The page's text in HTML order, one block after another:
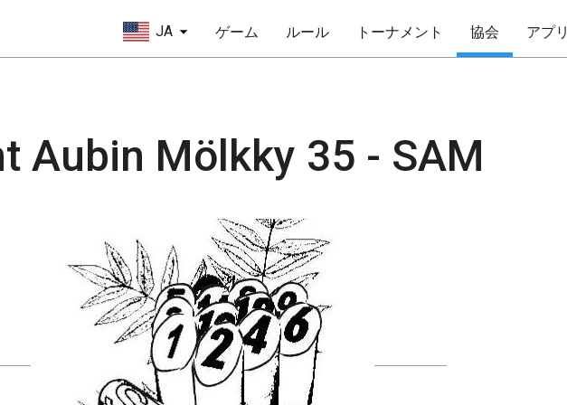
JA ゲーム ルール トーナメント 協会 アプリ
Aubin Mölkky 35 - SAM